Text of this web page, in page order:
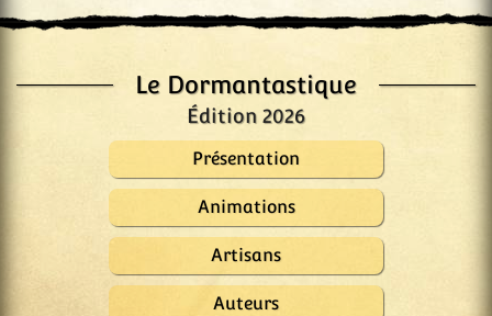
Le Dormantastique
Édition 2026
Présentation
Animations
Artisans
Auteurs